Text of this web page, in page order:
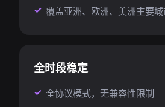
覆盖亚洲、欧洲、美洲主要
全时段稳定
全协议模式，无兼容性限制